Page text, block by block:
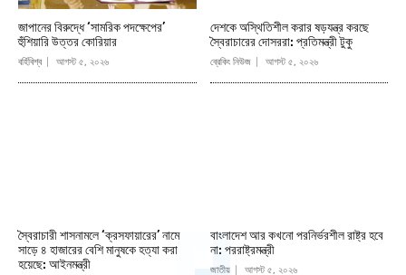
জাপানের বিরুদ্ধে ‘সামরিক পদক্ষেপের’
হুঁশিয়ারি উত্তর কোরিয়ার
বর্হিবিশ্ব আগস্ট ৫, ২০২৬
দেশকে অস্থিতিশীল করার ষড়যন্ত্র করছে
স্বৈরাচারের দোসররা: প্রতিমন্ত্রী টুকু
ব্রেকিং নিউজ আগস্ট ৫, ২০২৬
স্বৈরাচারী শাসনামলে ‘ক্রসফায়ারের’ নামে
সাড়ে ৪ হাজারের বেশি মানুষকে হত্যা করা
হয়েছে: আইনমন্ত্রী
বাংলাদেশ আর কখনো পরনির্ভরশীল রাষ্ট্র হবে
না: পররাষ্ট্রমন্ত্রী
জাতীয় আগস্ট ৫, ২০২৬